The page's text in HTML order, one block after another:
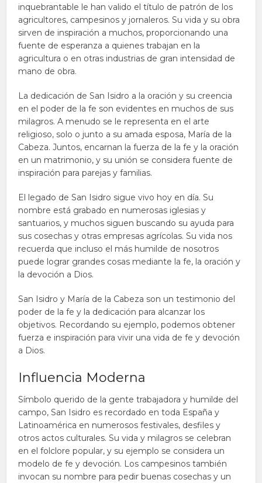
inquebrantable le han valido el título de patrón de los
agricultores, campesinos y jornaleros. Su vida y su obra
sirven de inspiración a muchos, proporcionando una
fuente de esperanza a quienes trabajan en la
agricultura o en otras industrias de gran intensidad de
mano de obra.
La dedicación de San Isidro a la oración y su creencia
en el poder de la fe son evidentes en muchos de sus
milagros. A menudo se le representa en el arte
religioso, solo o junto a su amada esposa, María de la
Cabeza. Juntos, encarnan la fuerza de la fe y la oración
en un matrimonio, y su unión se considera fuente de
inspiración para parejas y familias.
El legado de San Isidro sigue vivo hoy en día. Su
nombre está grabado en numerosas iglesias y
santuarios, y muchos siguen buscando su ayuda para
sus cosechas y otras empresas agrícolas. Su vida nos
recuerda que incluso el más humilde de nosotros
puede lograr grandes cosas mediante la fe, la oración y
la devoción a Dios.
San Isidro y María de la Cabeza son un testimonio del
poder de la fe y la dedicación para alcanzar los
objetivos. Recordando su ejemplo, podemos obtener
fuerza e inspiración para vivir una vida de fe y devoción
a Dios.
Influencia Moderna
Símbolo querido de la gente trabajadora y humilde del
campo, San Isidro es recordado en toda España y
Latinoamérica en numerosos festivales, desfiles y
otros actos culturales. Su vida y milagros se celebran
en el folclore popular, y su ejemplo se considera un
modelo de fe y devoción. Los campesinos también
invocan su nombre para pedir buenas cosechas y un